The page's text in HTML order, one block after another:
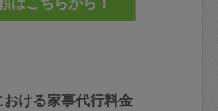
ける家事代行料金